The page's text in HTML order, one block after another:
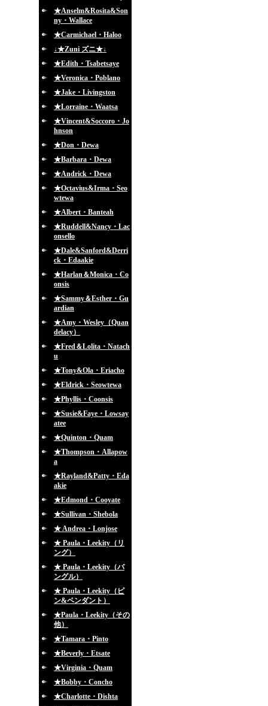
★Anselm&Rosita&Son
ny・Wallace
★Carmichael・Haloo
↓★Zuni ズニ★↓
★Edith・Tsabetsaye
★Veronica・Poblano
★Jake・Livingston
★Lorraine・Waatsa
★Vincent&Soccoro・Jo
hnson
★Don・Dewa
★Barbara・Dewa
★Andrick・Dewa
★Octavius&Irma・Seo
wtewa
★Albert・Banteah
★Ruddell&Nancy・Lac
onsello
★Dale&Sanford&Derri
ck・Edaakie
★Harlan＆Monica・Co
onsis
★Sammy＆Esther・Gu
ardian
★Amy・Wesley（Quan
delacy）
★Fred＆Lolita・Natach
u
★Tony&Ola・Eriacho
★Eldrick・Seowtewa
★Phyllis・Coonsis
★Susie&Faye・Lowsay
atee
★Quinton・Quam
★Thompson・Allapow
a
★Rayland&Patty・Eda
akie
★Edmond・Cooyate
★Sullivan・Shebola
★ Andrea・Lonjose
★ Paula・Leekity（リ
ング）
★ Paula・Leekity（バ
ングル）
★ Paula・Leekity（ピ
ン&ペンダント）
★Paula・Leekity（その
他）
★Tamara・Pinto
★Beverly・Etsate
★Virginia・Quam
★Bobby・Concho
★Charlotte・Dishta